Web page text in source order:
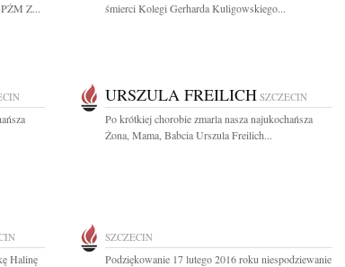
Z...
śmierci Kolegi Gerharda Kuligowskiego...
URSZULA FREILICH SZCZECIN
Po krótkiej chorobie zmarla nasza najukochańsza
Żona, Mama, Babcia Urszula Freilich...
Halinę
SZCZECIN
Podziękowanie 17 lutego 2016 roku niespodziewanie